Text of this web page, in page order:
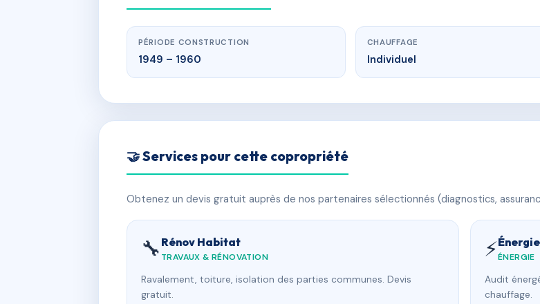
PÉRIODE CONSTRUCTION
1949 – 1960
CHAUFFAGE
Individuel
🤝 Services pour cette copropriété
Obtenez un devis gratuit auprès de nos partenaires sélectionnés (diagnostics,
🔧 Rénov Habitat
TRAVAUX & RÉNOVATION
Ravalement, toiture, isolation des parties communes. Devis
gratuit.
⚡ÉNERGIE
Audit
chauffage.